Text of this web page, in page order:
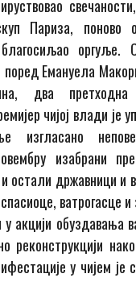
Париза, поново
оргуље.
поред Емануела
два претходна
чијој влади је
изгласано
изабрани
остали државници и
ватрогасце и
у акцији обуздавања
реконструкцији
у чијем је